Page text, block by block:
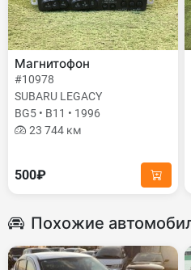
Магнитофон
#10978
SUBARU LEGACY
BG5 • B11 • 1996
23 744 км
500₽
Похожие